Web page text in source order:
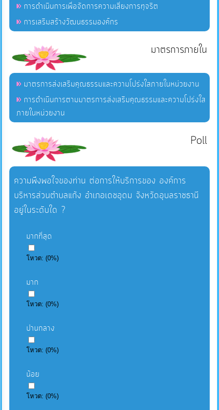
การดำเนินการเพื่อจัดการความเสี่ยงการทุจริต
การเสริมสร้างวัฒนธรรมองค์กร
มาตรการภายใน
มาตรการส่งเสริมคุณธรรมและความโปร่งใสภายในหน่วยงาน
การดำเนินการตามมาตรการส่งเสริมคุณธรรมและความโปร่งใส
ภายในหน่วยงาน
Poll
ความพึงพอใจของท่าน ต่อการให้บริการของ องค์การ
บริหารส่วนตำบลแก้ง อำเภอเดชอุดม จังหวัดอุบลราชธานี
อยู่ในระดับใด ?
มากที่สุด
โหวต:(0%)
มาก
โหวต:(0%)
ปานกลาง
โหวต:(0%)
น้อย
โหวต:(0%)